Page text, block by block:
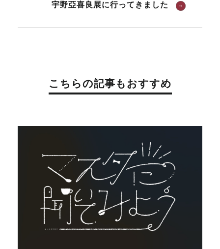
宇野亞喜良展に行ってきました
こちらの記事もおすすめ